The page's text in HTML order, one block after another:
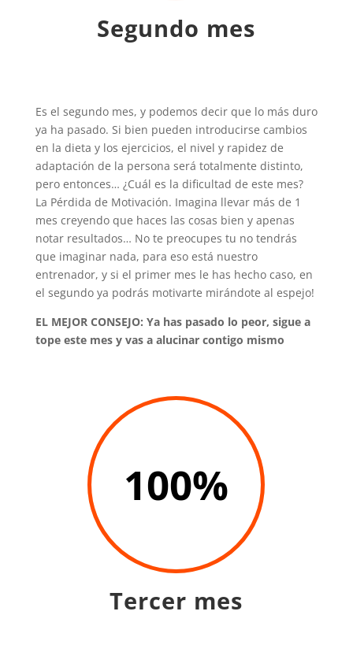
Segundo mes
Es el segundo mes, y podemos decir que lo más duro
ya ha pasado. Si bien pueden introducirse cambios
en la dieta y los ejercicios, el nivel y rapidez de
adaptación de la persona será totalmente distinto,
pero entonces… ¿Cuál es la dificultad de este mes?
La Pérdida de Motivación. Imagina llevar más de 1
mes creyendo que haces las cosas bien y apenas
notar resultados… No te preocupes tu no tendrás
que imaginar nada, para eso está nuestro
entrenador, y si el primer mes le has hecho caso, en
el segundo ya podrás motivarte mirándote al espejo!
EL MEJOR CONSEJO: Ya has pasado lo peor, sigue a
tope este mes y vas a alucinar contigo mismo
100%
Tercer mes